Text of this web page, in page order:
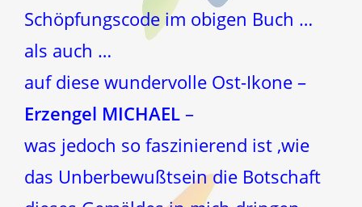
Schöpfungscode im obigen Buch …
als auch …
auf diese wundervolle Ost-Ikone –
Erzengel MICHAEL –
was jedoch so faszinierend ist ,wie
das Unberbewußtsein die Botschaft